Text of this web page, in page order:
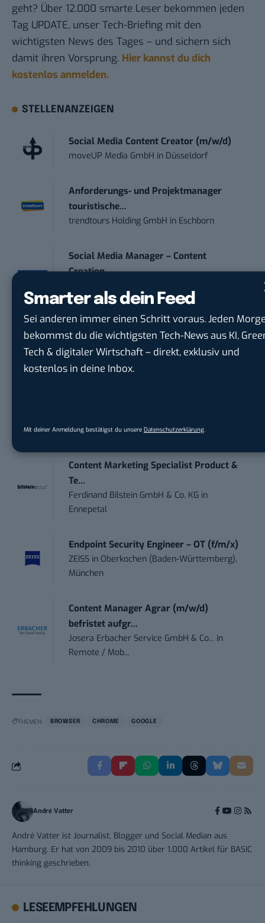
Smarter als dein Feed
Sei anderen immer einen Schritt voraus. Jeden
bekommst du die wichtigsten Tech-News aus KI,
Tech & digitaler Wirtschaft – direkt, exklusiv und
kostenlos in deine Inbox.
Mit deiner Anmeldung bestätigst du unsere Datenschutzerklärung
geht? Über 12.000 smarte Leser bekommen jeden
Tag UPDATE, unser Tech-Briefing mit den
wichtigsten News des Tages – und sichern sich
damit ihren Vorsprung. Hier kannst du dich
kostenlos anmelden.
STELLENANZEIGEN
Social Media Content Creator (m/w/d)
moveUP Media GmbH in Düsseldorf
Anforderungs- und Projektmanager
touristische...
trendtours Holding GmbH in Eschborn
Social Media Manager – Content
Creation...
der Steige
IT Sales & Online Marketing Manager
(m/w/...
Instaffo GmbHin
Acura Fachklinik GmbHinAlbstadt
Content Marketing Specialist Product &
Te...
Ferdinand Bilstein GmbH & Co. KG in
Ennepetal
Endpoint Security Engineer – OT (f/m/x)
ZEISS in Oberkochen (Baden-Württemberg),
München
Content Manager Agrar (m/w/d)
befristet aufgr...
Josera Erbacher Service GmbH & Co... in
Remote / Mob...
THEMEN: BROWSER CHROME GOOGLE
André Vatter
André Vatter ist Journalist, Blogger und Social Median aus
Hamburg. Er hat von 2009 bis 2010 über 1.000 Artikel für BASIC
thinking geschrieben.
LESEEMPFEHLUNGEN